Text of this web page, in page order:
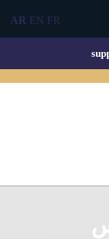
AR EN FR